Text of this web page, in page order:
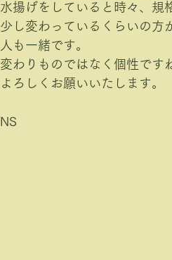
水揚げをしていると時々、規
少し変わっているくらいの方
人も一緒です。
変わりものではなく個性です
よろしくお願いいたします。
NS